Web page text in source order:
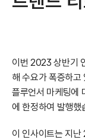
이번 2023 상반기
해 수요가 폭증하고
플루언서 마케팅에
에 한정하여 발행했
이 인사이트는 지